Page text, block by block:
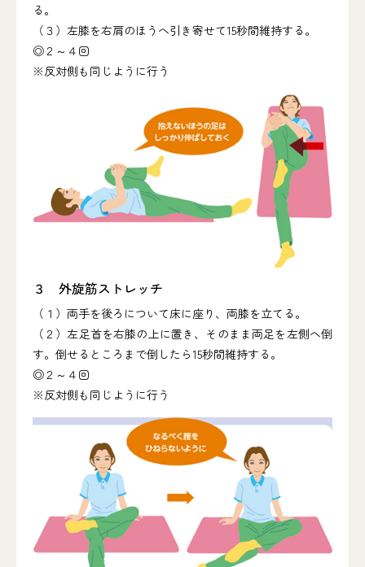
る。
（３）左膝を右肩のほうへ引き寄せて15秒間維持する。
◎２～４回
※反対側も同じように行う
３ 外旋筋ストレッチ
（１）両手を後ろについて床に座り、両膝を立てる。
（２）左足首を右膝の上に置き、そのまま両足を左側へ倒
す。倒せるところまで倒したら15秒間維持する。
◎２～４回
※反対側も同じように行う